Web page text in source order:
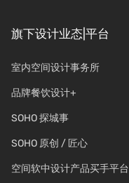
旗下设计业态|平台
室内空间设计事务所
品牌餐饮设计+
SOHO 探城事
SOHO 原创 / 匠心
空间软中设计产品买手平台